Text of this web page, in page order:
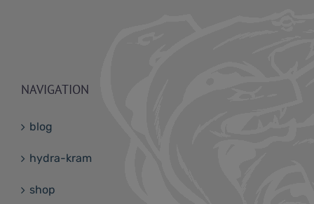
NAVIGATION
blog
hydra-kram
shop